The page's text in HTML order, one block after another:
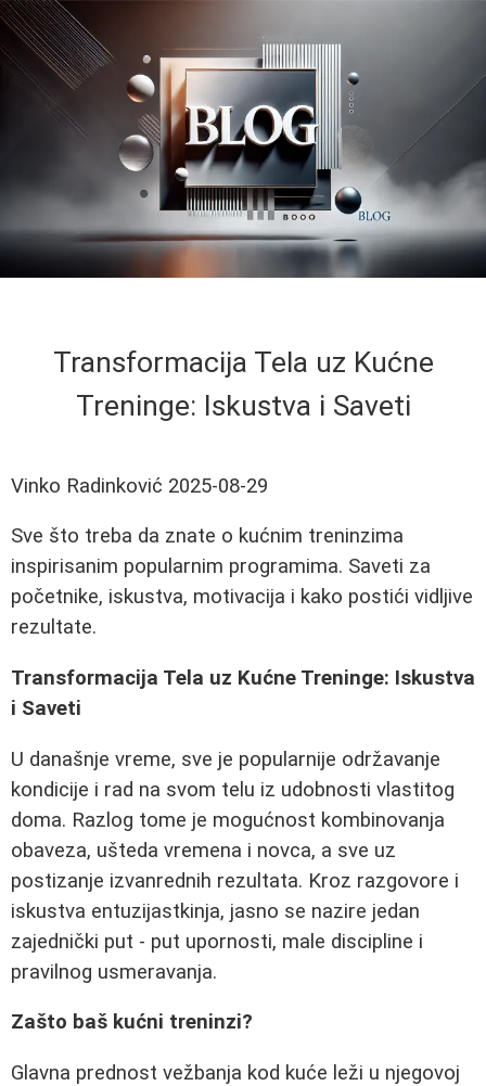
Transformacija Tela uz Kućne
Treninge: Iskustva i Saveti
Vinko Radinković 2025-08-29
Sve što treba da znate o kućnim treninzima
inspirisanim popularnim programima. Saveti za
početnike, iskustva, motivacija i kako postići vidljive
rezultate.
Transformacija Tela uz Kućne Treninge: Iskustva
i Saveti
U današnje vreme, sve je popularnije održavanje
kondicije i rad na svom telu iz udobnosti vlastitog
doma. Razlog tome je mogućnost kombinovanja
obaveza, ušteda vremena i novca, a sve uz
postizanje izvanrednih rezultata. Kroz razgovore i
iskustva entuzijastkinja, jasno se nazire jedan
zajednički put - put upornosti, male discipline i
pravilnog usmeravanja.
Zašto baš kućni treninzi?
Glavna prednost vežbanja kod kuće leži u njegovoj